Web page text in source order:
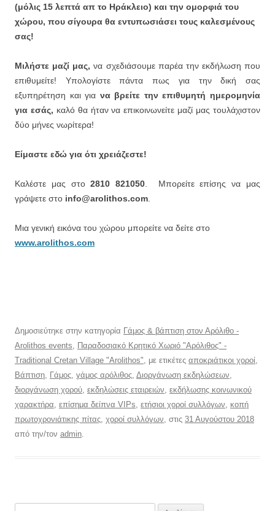
(μόλις 15 λεπτά απ το Ηράκλειο) και την ομορφιά του
χώρου, που σίγουρα θα εντυπωσιάσει τους καλεσμένους
σας!
Μιλήστε μαζί μας, να σχεδιάσουμε παρέα την εκδήλωση που
επιθυμείτε! Υπολογίστε πάντα πως για την δική σας
εξυπηρέτηση και για να βρείτε την επιθυμητή ημερομηνία
για εσάς, καλό θα ήταν να επικοινωνείτε μαζί μας τουλάχιστον
δύο μήνες νωρίτερα!
Είμαστε εδώ για ότι χρειάζεστε!
Καλέστε μας στο2810 821050. Μπορείτε επίσης να μας
γράψετε στο info@arolithos.com.
Μια γενική εικόνα του χώρου μπορείτε να δείτε στο
www.arolithos.com
Δημοσιεύτηκε στην κατηγορία Γάμος & βάπτιση στον Αρόλιθο -
Arolithos events, Παραδοσιακό Κρητικό Χωριό "Αρόλιθος" -
Traditional Cretan Village "Arolithos", με ετικέτες αποκριάτικοι χοροί,
Βάπτιση, Γάμος, γάμος αρόλιθος, Διοργάνωση εκδηλώσεων,
διοργάνωση χορού, εκδηλώσεις εταιρειών, εκδήλωσης κοινωνικού
χαρακτήρα, επίσημα δείπνα VIPs, ετήσιοι χοροί συλλόγων, κοπή
πρωτοχρονιάτικης πίτας, χοροί συλλόγων, στις 31 Αυγούστου 2018
από την/τον admin.